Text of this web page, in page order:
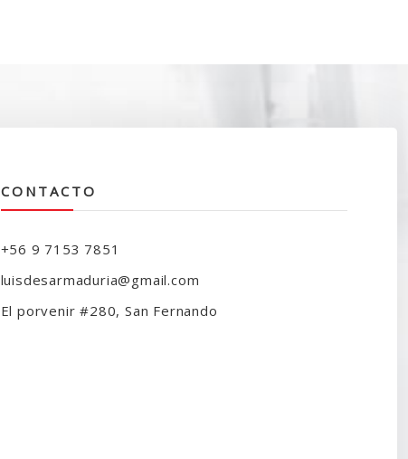
CONTACTO
+56 9 7153 7851
luisdesarmaduria@gmail.com
El porvenir #280, San Fernando